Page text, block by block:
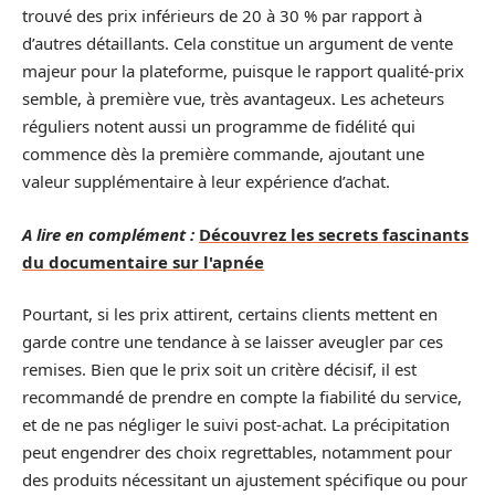
trouvé des prix inférieurs de 20 à 30 % par rapport à
d’autres détaillants. Cela constitue un argument de vente
majeur pour la plateforme, puisque le rapport qualité-prix
semble, à première vue, très avantageux. Les acheteurs
réguliers notent aussi un programme de fidélité qui
commence dès la première commande, ajoutant une
valeur supplémentaire à leur expérience d’achat.
A lire en complément : Découvrez les secrets fascinants
du documentaire sur l'apnée
Pourtant, si les prix attirent, certains clients mettent en
garde contre une tendance à se laisser aveugler par ces
remises. Bien que le prix soit un critère décisif, il est
recommandé de prendre en compte la fiabilité du service,
et de ne pas négliger le suivi post-achat. La précipitation
peut engendrer des choix regrettables, notamment pour
des produits nécessitant un ajustement spécifique ou pour